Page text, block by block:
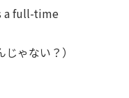
a full-time
ゃない？）